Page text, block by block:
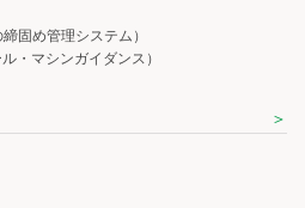
固め管理システム）
・マシンガイダンス）